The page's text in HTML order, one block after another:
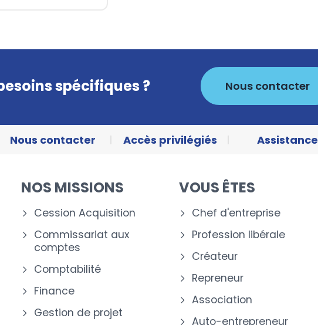
spécifiques ? Nous contacter
Nous contacter Accès privilégiés Assistance
NOS MISSIONS
Cession Acquisition
Commissariat aux
comptes
Comptabilité
Finance
Gestion de projet
VOUS ÊTES
Chef d'entreprise
Profession libérale
Créateur
Repreneur
Association
Auto-entrepreneur